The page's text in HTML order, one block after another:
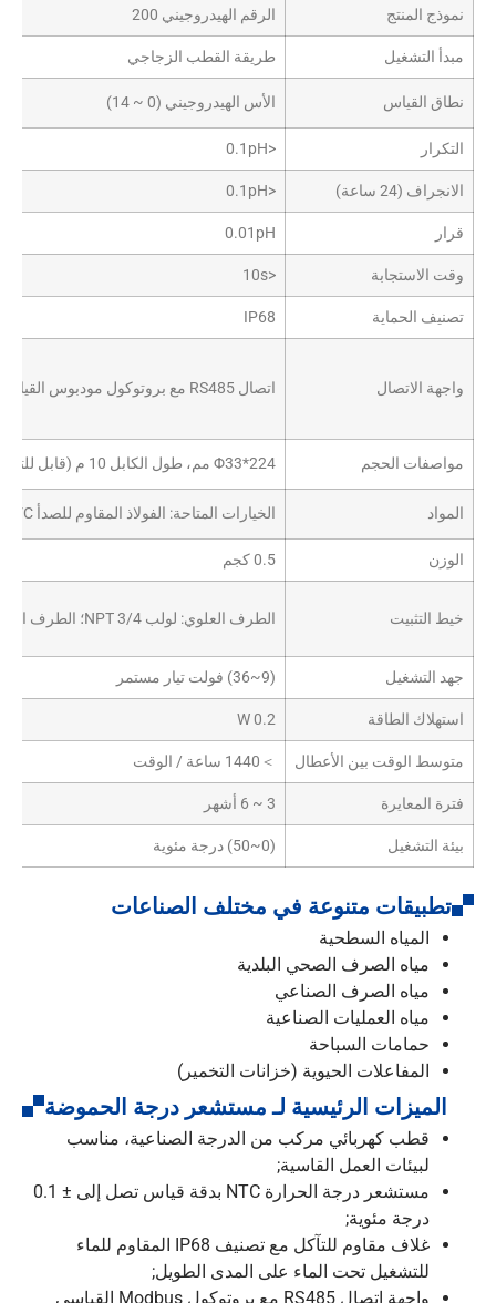
نموذج المنتج الرقم الهيدروجيني 200
مبدأ التشغيل طريقة القطب الزجاجي
نطاق القياس الأس الهيدروجيني (0 ~ 14)
التكرار <0.1pH
الانجراف (24 ساعة) <0.1pH
قرار 0.01pH
وقت الاستجابة <10s
تصنيف الحماية IP68
واجهة الاتصال اتصال RS485 مع بروتوكول مودبوس القياسي؛ معدلات الباود: 4800, 9600, 19200, 38400, 57600, 115200
مواصفات الحجم Φ33*224 مم، طول الكابل 10 م (قابل للتخصيص)
المواد الخيارات المتاحة: الفولاذ المقاوم للصدأ 316L / PVC / سبائك التيتانيوم
الوزن 0.5 كجم
خيط التثبيت الطرف العلوي: لولب NPT 3/4؛ الطرف السفلي: لولب خارجي اختياري NPT 3/4
جهد التشغيل (9~36) فولت تيار مستمر
استهلاك الطاقة 0.2 W
متوسط الوقت بين الأعطال ＞ 1440 ساعة / الوقت
فترة المعايرة 3 ~ 6 أشهر
بيئة التشغيل (0~50) درجة مئوية
تطبيقات متنوعة في مختلف الصناعات
المياه السطحية
مياه الصرف الصحي البلدية
مياه الصرف الصناعي
مياه العمليات الصناعية
حمامات السباحة
المفاعلات الحيوية (خزانات التخمير)
الميزات الرئيسية لـ مستشعر درجة الحموضة
قطب كهربائي مركب من الدرجة الصناعية، مناسب
لبيئات العمل القاسية;
مستشعر درجة الحرارة NTC بدقة قياس تصل إلى ± 0.1
درجة مئوية;
غلاف مقاوم للتآكل مع تصنيف IP68 المقاوم للماء
للتشغيل تحت الماء على المدى الطويل;
واجهة اتصال RS485 مع بروتوكول Modbus القياسي